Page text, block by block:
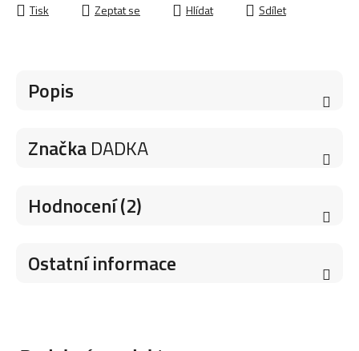
Tisk Zeptat se Hlídat Sdílet
Popis
ZnačkaDADKA
Hodnocení (2)
Ostatní informace